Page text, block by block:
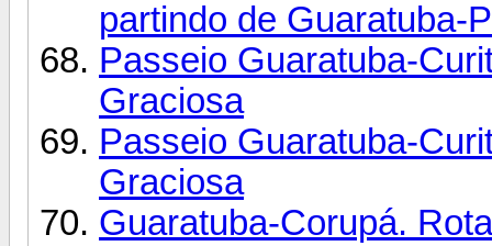
partindo de Guaratuba-
Passeio Guaratuba-
Graciosa
Passeio Guaratuba-
Graciosa
Guaratuba-Corupá.